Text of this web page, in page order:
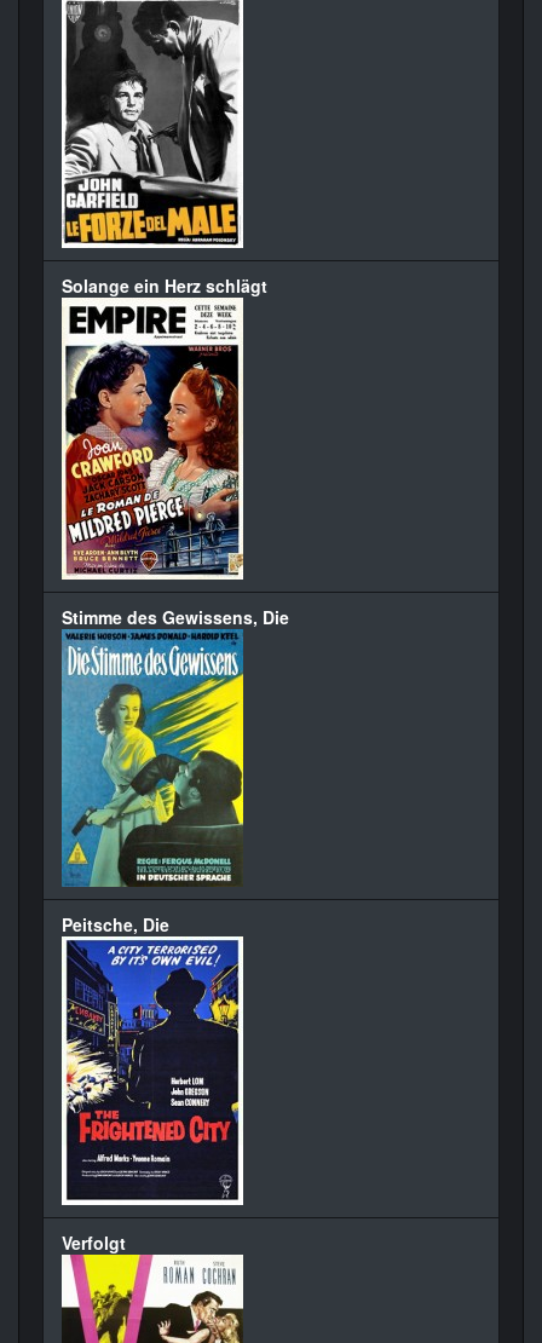
Solange ein Herz schlägt
Stimme des Gewissens, Die
Peitsche, Die
Verfolgt